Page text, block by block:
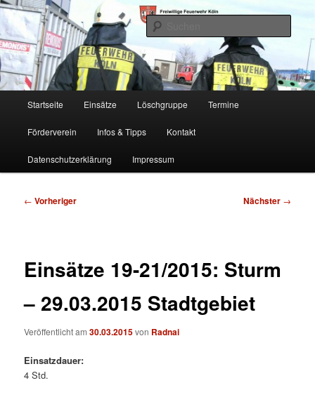
Zum
primären
Inhalt
springenFF Köln, LG RD
Freiwillige Feuerwehr Köln, Löschgruppe Rodenkirchen
Startseite Einsätze Löschgruppe Termine
Förderverein Infos & Tipps Kontakt
Datenschutzerklärung Impressum
Beitragsnavigation
← Vorheriger Nächster →
Einsätze 19-21/2015: Sturm
– 29.03.2015 Stadtgebiet
Veröffentlicht am30.03.2015von Radnai
Einsatzdauer:
4 Std.